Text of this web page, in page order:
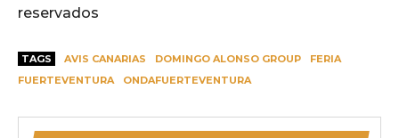
reservados
TAGS AVIS CANARIAS DOMINGO ALONSO GROUP
FERIA
FUERTEVENTURA
ONDAFUERTEVENTURA